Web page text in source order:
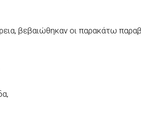
βεβαιώθηκαν οι παρακάτω